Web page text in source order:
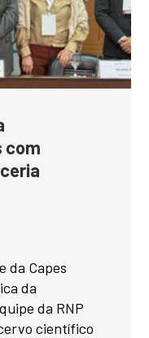
com
da Capes
da
da RNP
científico